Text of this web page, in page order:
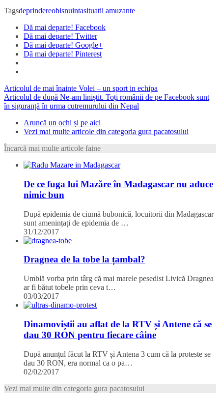
Tagsdeprindereobisnuintasituatii amuzante
Dă mai departe! Facebook
Dă mai departe! Twitter
Dă mai departe! Google+
Dă mai departe! Pinterest
Articolul de mai înainte Volei – un sport in echipa
Articolul de după Ne-am liniștit. Toți românii de pe Facebook sunt
în siguranță în urma cutremurului din Nepal
Aruncă un ochi și pe aici
Vezi mai multe articole din categoria gura pacatosului
Încarcă mai multe articole faine
De ce fuga lui Mazăre în Madagascar nu aduce
nimic bun
După epidemia de ciumă bubonică, locuitorii din Madagascar
sunt amenințați de epidemia de …
31/12/2017
Dragnea de la tobe la țambal?
Umblă vorba prin târg că mai marele pesedist Livică Dragnea
ar fi bătut tobele prin ceva t…
03/03/2017
Dinamoviștii au aflat de la RTV și Antene că se
dau 30 RON pentru fiecare câine
După anunțul făcut la RTV și Antena 3 cum că la proteste se
dau 30 RON, era normal ca o pa…
02/02/2017
Vezi mai multe din categoria gura pacatosului